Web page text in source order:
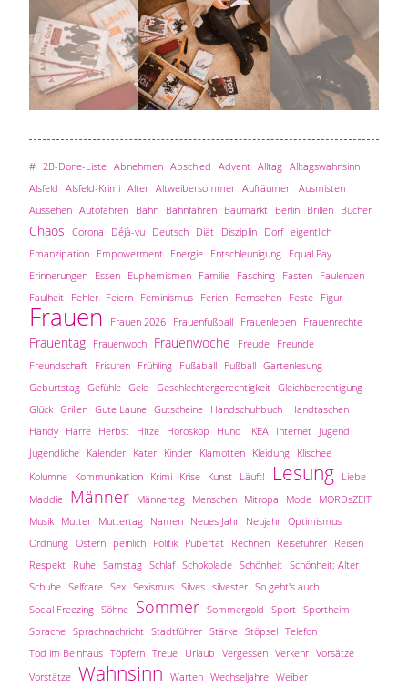
# 2B-Done-Liste Abnehmen Abschied Advent Alltag Alltagswahnsinn
Alsfeld Alsfeld-Krimi Alter Altweibersommer Aufräumen Ausmisten
Aussehen Autofahren Bahn Bahnfahren Baumarkt Berlin Brillen Bücher
Chaos Corona Déjà-vu Deutsch Diät Disziplin Dorf eigentlich
Emanzipation Empowerment Energie Entschleunigung Equal Pay
Erinnerungen Essen Euphemismen Familie Fasching Fasten Faulenzen
Faulheit Fehler Feiern Feminismus Ferien Fernsehen Feste Figur
Frauen Frauen 2026 Frauenfußball Frauenleben Frauenrechte
Frauentag Frauenwoch Frauenwoche Freude Freunde
Freundschaft Frisuren Frühling Fußaball Fußball Gartenlesung
Geburtstag Gefühle Geld Geschlechtergerechtigkeit Gleichberechtigung
Glück Grillen Gute Laune Gutscheine Handschuhbuch Handtaschen
Handy Harre Herbst Hitze Horoskop Hund IKEA Internet Jugend
Jugendliche Kalender Kater Kinder Klamotten Kleidung Klischee
Kolumne Kommunikation Krimi Krise Kunst Läuft! Lesung Liebe
Maddie Männer Männertag Menschen Mitropa Mode MORDsZEIT
Musik Mutter Muttertag Namen Neues Jahr Neujahr Optimismus
Ordnung Ostern peinlich Politik Pubertät Rechnen Reiseführer Reisen
Respekt Ruhe Samstag Schlaf Schokolade Schönheit Schönheit; Alter
Schuhe Selfcare Sex Sexismus Silves silvester So geht's auch
Social Freezing Söhne Sommer Sommergold Sport Sportheim
Sprache Sprachnachricht Stadtführer Stärke Stöpsel Telefon
Tod im Beinhaus Töpfern Treue Urlaub Vergessen Verkehr Vorsätze
Vorstätze Wahnsinn Warten Wechseljahre Weiber